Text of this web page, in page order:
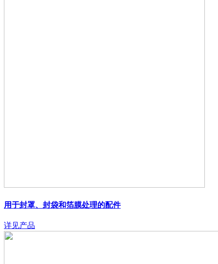
用于封罩、封袋和箔膜处理的配件
详见产品